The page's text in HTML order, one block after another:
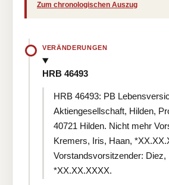
Zum chronologischen Auszug
VERÄNDERUNGEN
HRB 46493
HRB 46493: PB
Aktiengesellschaft, Hilden,
40721 Hilden. Nicht mehr
Kremers, Iris, Haan,
Vorstandsvorsitzender: Diez,
*XX.XX.XXXX.